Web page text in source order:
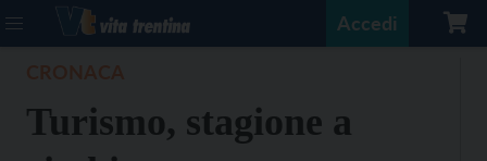
Accedi
Turismo, stagione a